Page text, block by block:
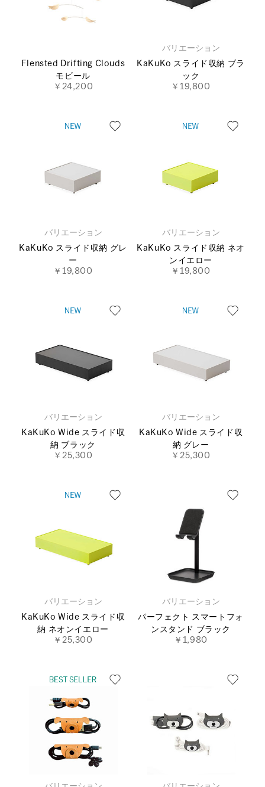
Flensted Drifting Clouds
モビール
￥24,200
バリエーション
KaKuKo スライド収納 ブラ
ック
￥19,800
バリエーション
KaKuKo スライド収納 グレ
ー
￥19,800
バリエーション
KaKuKo スライド収納 ネオ
ンイエロー
￥19,800
バリエーション
KaKuKo Wide スライド収
納 ブラック
￥25,300
バリエーション
KaKuKo Wide スライド収
納 グレー
￥25,300
バリエーション
KaKuKo Wide スライド収
納 ネオンイエロー
￥25,300
バリエーション
パーフェクト スマートフォ
ンスタンド ブラック
￥1,980